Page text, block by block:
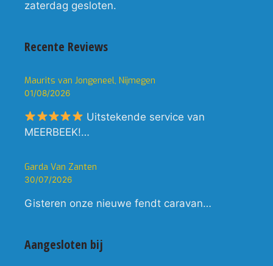
zaterdag gesloten.
Recente Reviews
Maurits van Jongeneel, Nijmegen
01/08/2026
Uitstekende service van
MEERBEEK!…
Garda Van Zanten
30/07/2026
Gisteren onze nieuwe fendt caravan…
Aangesloten bij